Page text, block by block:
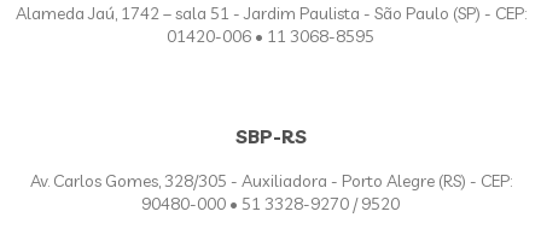
Alameda Jaú, 1742 – sala 51 - Jardim Paulista - São Paulo (SP) - CEP:
01420-006 • 11 3068-8595
SBP-RS
Av. Carlos Gomes, 328/305 - Auxiliadora - Porto Alegre (RS) - CEP:
90480-000 • 51 3328-9270 / 9520